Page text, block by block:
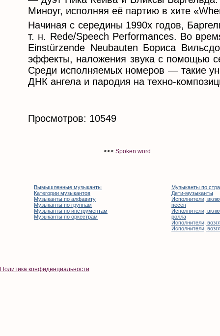
Миноуг, исполняя её партию в хите
Начиная с середины 1990х годов,
т. н. Rede/Speech Performances. Во
Einstürzende Neubauten Бориса
эффекты, наложения звука с помощью
Среди исполняемых номеров — такие
ДНК ангела и пародия на техно-
Просмотров: 10549
<<< Spoken word
Вымышленные музыканты
Категории музыкантов
Музыканты по алфавиту
Музыканты по группам
Музыканты по инструментам
Музыканты по оркестрам
Музыканты по
Дети-музыканты
Исполнители,
песен
Исполнители,
ролла
Исполнители,
Исполнители,
Политика конфиденциальности